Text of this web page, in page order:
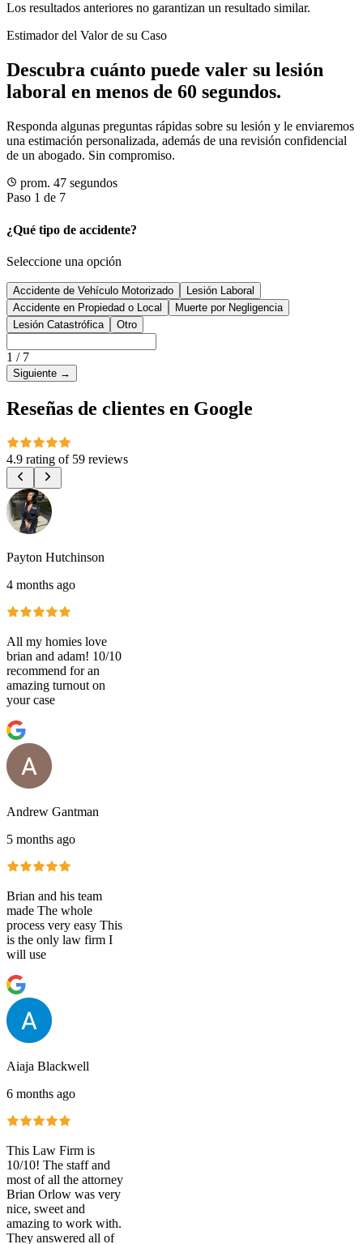
Los resultados anteriores no garantizan un resultado similar.
Estimador del Valor de su Caso
Descubra cuánto puede valer su lesión
laboral en menos de 60 segundos.
Responda algunas preguntas rápidas sobre su lesión y le enviaremos
una estimación personalizada, además de una revisión confidencial
de un abogado. Sin compromiso.
prom. 47 segundos
Paso 1 de 7
¿Qué tipo de accidente?
Seleccione una opción
Accidente de Vehículo Motorizado
Lesión Laboral
Accidente en Propiedad o Local
Muerte por Negligencia
Lesión Catastrófica
Otro
1 / 7
Siguiente →
Reseñas de clientes en Google
4.9 rating of 59 reviews
Payton Hutchinson
4 months ago
All my homies love
brian and adam! 10/10
recommend for an
amazing turnout on
your case
Andrew Gantman
5 months ago
Brian and his team
made The whole
process very easy This
is the only law firm I
will use
Aiaja Blackwell
6 months ago
This Law Firm is
10/10! The staff and
most of all the attorney
Brian Orlow was very
nice, sweet and
amazing to work with.
They answered all of